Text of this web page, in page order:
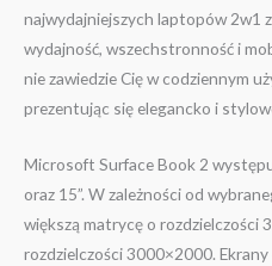
najwydajniejszych laptopów 2w1
wydajność, wszechstronność i
nie zawiedzie Cię w codziennym
prezentując się elegancko i
Microsoft Surface Book 2
oraz 15”. W zależności od
większą matrycę o rozdzielczości
rozdzielczości 3000×2000.